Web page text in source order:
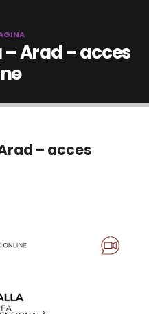
Arad – acces
– acces